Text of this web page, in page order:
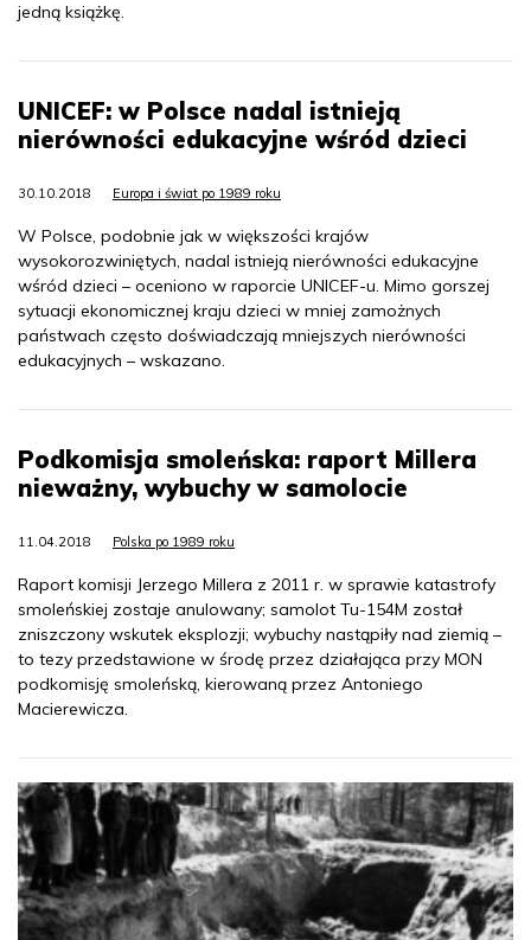
jedną książkę.
UNICEF: w Polsce nadal istnieją
nierówności edukacyjne wśród dzieci
30.10.2018 Europa i świat po 1989 roku
W Polsce, podobnie jak w większości krajów
wysokorozwiniętych, nadal istnieją nierówności edukacyjne
wśród dzieci – oceniono w raporcie UNICEF-u. Mimo gorszej
sytuacji ekonomicznej kraju dzieci w mniej zamożnych
państwach często doświadczają mniejszych nierówności
edukacyjnych – wskazano.
Podkomisja smoleńska: raport Millera
nieważny, wybuchy w samolocie
11.04.2018 Polska po 1989 roku
Raport komisji Jerzego Millera z 2011 r. w sprawie katastrofy
smoleńskiej zostaje anulowany; samolot Tu-154M został
zniszczony wskutek eksplozji; wybuchy nastąpiły nad ziemią –
to tezy przedstawione w środę przez działająca przy MON
podkomisję smoleńską, kierowaną przez Antoniego
Macierewicza.